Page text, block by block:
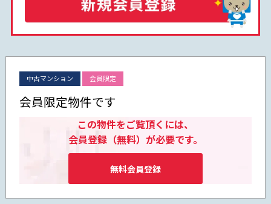
中古マンション 会員限定
会員限定物件です
この物件をご覧頂くには、
会員登録（無料）が必要です。
無料会員登録